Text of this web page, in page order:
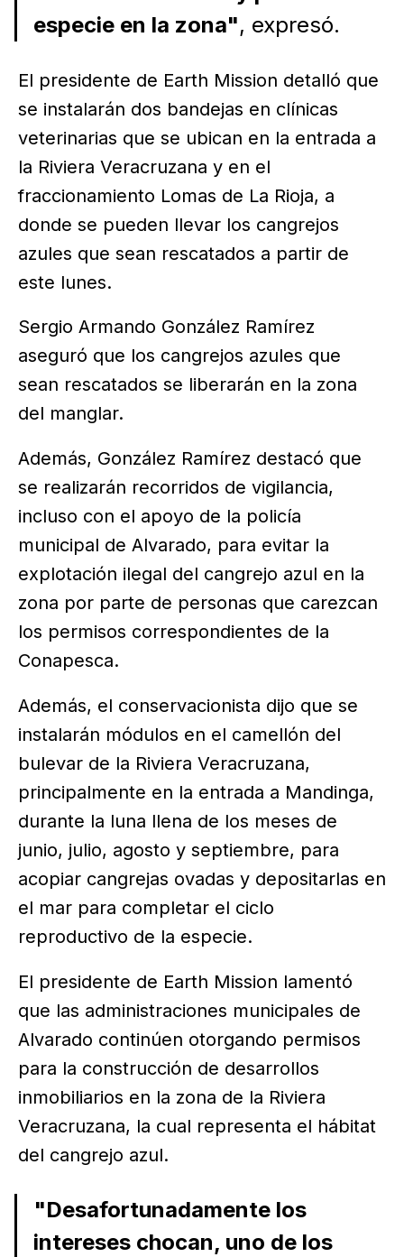
especie en la zona", expresó.
El presidente de Earth Mission detalló que
se instalarán dos bandejas en clínicas
veterinarias que se ubican en la entrada a
la Riviera Veracruzana y en el
fraccionamiento Lomas de La Rioja, a
donde se pueden llevar los cangrejos
azules que sean rescatados a partir de
este lunes.
Sergio Armando González Ramírez
aseguró que los cangrejos azules que
sean rescatados se liberarán en la zona
del manglar.
Además, González Ramírez destacó que
se realizarán recorridos de vigilancia,
incluso con el apoyo de la policía
municipal de Alvarado, para evitar la
explotación ilegal del cangrejo azul en la
zona por parte de personas que carezcan
los permisos correspondientes de la
Conapesca.
Además, el conservacionista dijo que se
instalarán módulos en el camellón del
bulevar de la Riviera Veracruzana,
principalmente en la entrada a Mandinga,
durante la luna llena de los meses de
junio, julio, agosto y septiembre, para
acopiar cangrejas ovadas y depositarlas en
el mar para completar el ciclo
reproductivo de la especie.
El presidente de Earth Mission lamentó
que las administraciones municipales de
Alvarado continúen otorgando permisos
para la construcción de desarrollos
inmobiliarios en la zona de la Riviera
Veracruzana, la cual representa el hábitat
del cangrejo azul.
"Desafortunadamente los
intereses chocan, uno de los